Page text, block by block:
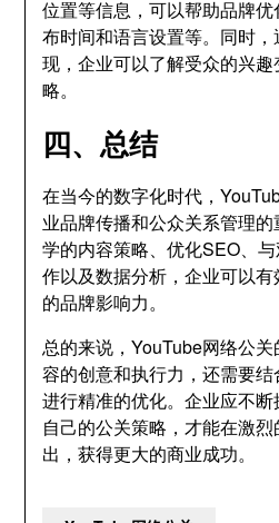
位置等信息，可以帮助品牌
布时间和语言设置等。同时
现，企业可以了解受众的兴
略。
四、总结
在当今的数字化时代，
业品牌传播和公众关系管理
学的内容策略、优化SEO、
作以及数据分析，企业可以
的品牌影响力。
总的来说，YouTube网络公
容的创意和执行力，还需要
进行精准的优化。企业应不
自己的公关策略，才能在激
出，获得更大的商业成功。